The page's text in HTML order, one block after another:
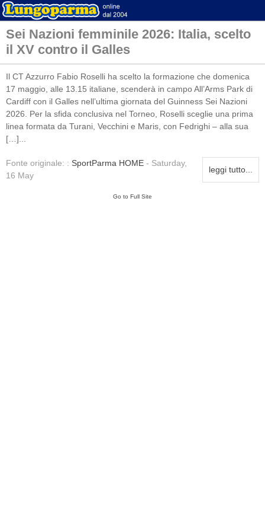
Sei Nazioni femminile 2026: Italia, scelto
il XV contro il Galles
Il CT Azzurro Fabio Roselli ha scelto la formazione che domenica
17 maggio, alle 13.15 italiane, scenderà in campo All’Arms Park di
Cardiff con il Galles nell’ultima giornata del Guinness Sei Nazioni
2026. Per la sfida conclusiva nel Torneo, Roselli sceglie una prima
linea formata da Turani, Vecchini e Maris, con Fedrighi – alla sua
[…]...
leggi tutto...
Fonte originale: : SportParma HOME - Saturday,
16 May
Go to Full Site